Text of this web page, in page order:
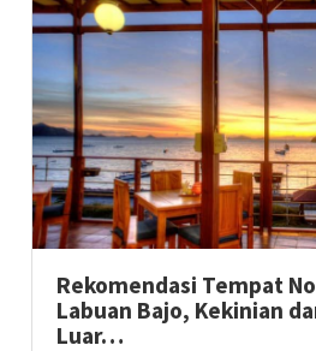
Rekomendasi Tempat
Labuan Bajo, Kekinian
Luar…